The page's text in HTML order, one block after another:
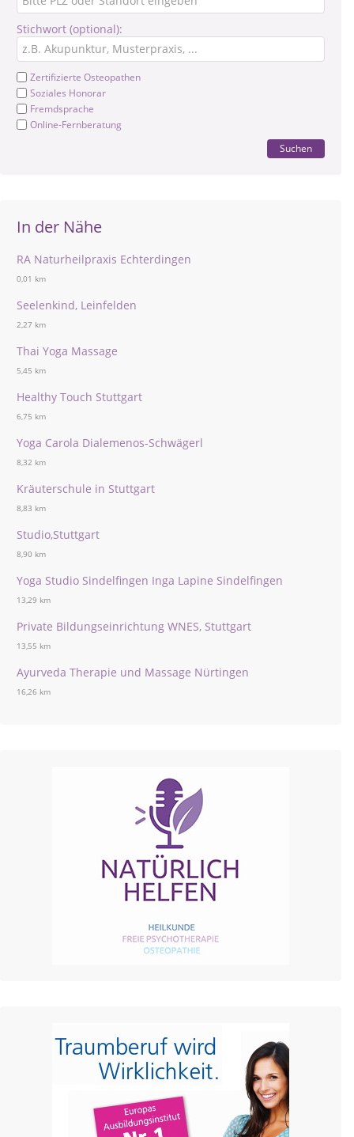
Stichwort (optional):
Zertifizierte Osteopathen
Soziales Honorar
Fremdsprache
Online-Fernberatung
Suchen
In der Nähe
RA Naturheilpraxis Echterdingen
0,01 km
Seelenkind, Leinfelden
2,27 km
Thai Yoga Massage
5,45 km
Healthy Touch Stuttgart
6,75 km
Yoga Carola Dialemenos-Schwägerl
8,32 km
Kräuterschule in Stuttgart
8,83 km
Studio,Stuttgart
8,90 km
Yoga Studio Sindelfingen Inga Lapine Sindelfingen
13,29 km
Private Bildungseinrichtung WNES, Stuttgart
13,55 km
Ayurveda Therapie und Massage Nürtingen
16,26 km